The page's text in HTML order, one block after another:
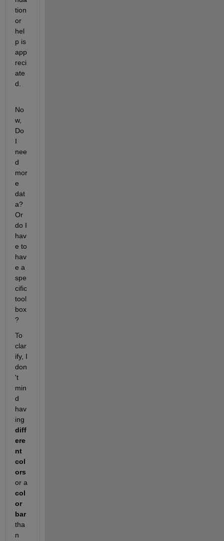
tion
or
hel
p is
app
reci
ate
d.
No
w,
Do
I
nee
d
mor
e
dat
a?
Or
do I
hav
e to
hav
e a
spe
cific
tool
box
?
To
clar
ify, I
don
't
min
d
hav
diff
ere
nt
col
ors
col
or
bar
tha
n